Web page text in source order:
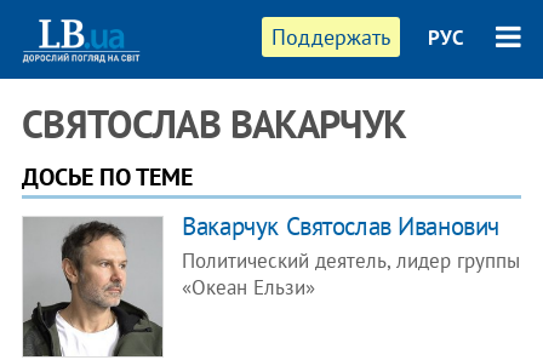
Поддержать РУС
СВЯТОСЛАВ ВАКАРЧУК
ДОСЬЕ ПО ТЕМЕ
Вакарчук Святослав Иванович
Политический деятель, лидер группы
«Океан Ельзи»